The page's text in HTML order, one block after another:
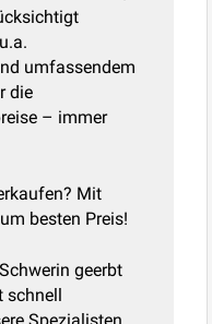
umfassendem
die
– immer
Mit
besten Preis!
geerbt
schnell
Spezialisten